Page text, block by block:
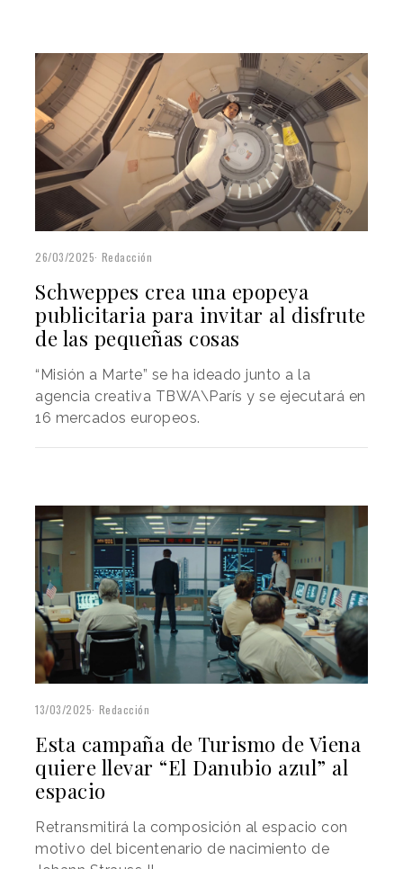
26/03/2025 Redacción
Schweppes crea una epopeya
publicitaria para invitar al disfrute
de las pequeñas cosas
“Misión a Marte” se ha ideado junto a la
agencia creativa TBWA\París y se ejecutará en
16 mercados europeos.
13/03/2025 Redacción
Esta campaña de Turismo de Viena
quiere llevar “El Danubio azul” al
espacio
Retransmitirá la composición al espacio con
motivo del bicentenario de nacimiento de